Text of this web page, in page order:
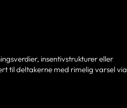
insentivstrukturer eller
til deltakerne med rimelig varsel via